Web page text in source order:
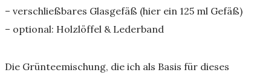
– verschließbares Glasgefäß (hier ein 125 ml Gefäß)
– optional: Holzlöffel & Lederband
Die Grünteemischung, die ich als Basis für dieses